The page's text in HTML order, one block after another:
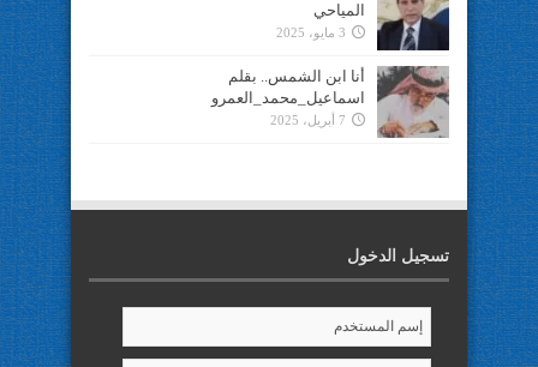
المياحي
3 مايو، 2025
أنا ابن الشمس.. بقلم
اسماعيل_محمد_العمرو
7 أبريل، 2025
تسجيل الدخول